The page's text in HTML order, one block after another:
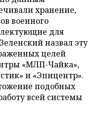
хранение,
военного
для
назвал эту
целей
«МЛП-Чайка»,
и «Эпицентр».
подобных
всей системы